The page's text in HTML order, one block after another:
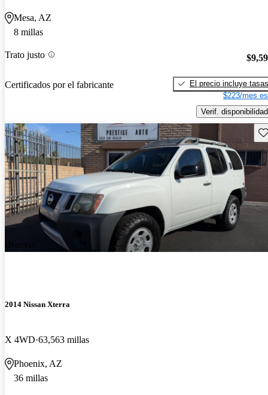
Mesa, AZ
8 millas
Trato justo
Certificados por el fabricante
El precio incluye tasas
$223/mes
Verif. disponibilidad
¡Nuevo!
2014 Nissan Xterra
X 4WD 63,563 millas
Phoenix, AZ
36 millas